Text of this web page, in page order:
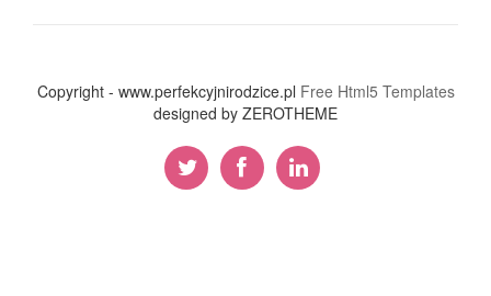
Copyright - www.perfekcyjnirodzice.pl Free Html5 Templates
designed by ZEROTHEME